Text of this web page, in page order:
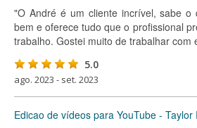
"O André é um cliente incrível, sabe o
bem e oferece tudo que o profissional
trabalho. Gostei muito de trabalhar com
5.0
ago. 2023 - set. 2023
Edicao de vídeos para YouTube - Taylor